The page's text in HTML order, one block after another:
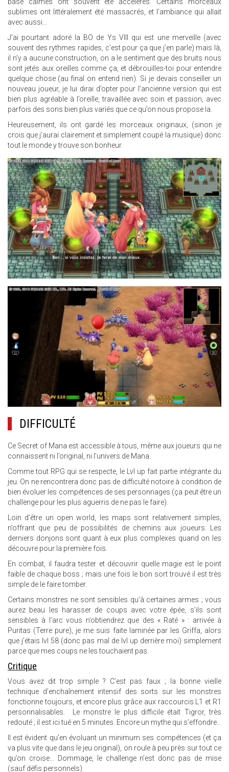
sublimes ont littéralement été massacrés, et l’ambiance qui allait
avec aussi…
J’ai pourtant adoré la BO de Ys VIII qui est une merveille (avec
souvent des rythmes rapides, c’est pour ça que j’en parle) mais là,
il n’y a aucune construction, on a le sentiment que des bruits nous
sont jetés aux oreilles comme ça, et débrouilles-toi pour entendre
quelque chose (au final on entend rien). Si je devais conseiller un
nouveau joueur, je lui dirai d’opter pour l’ancienne version qui est
bien plus agréable à l’oreille, travaillée avec soin et passion, avec
parfois des sons bien plus variés que ce qu’on nous propose la.
Heureusement, ils ont gardé les morceaux originaux, (sinon je
crois que j’aurai clairement et simplement coupé la musique) donc
tout le monde y trouve son bonheur.
17.JPG
13.JPG
DIFFICULTÉ
Ce Secret of Mana est accessible à tous, même aux joueurs qui ne
connaissent ni l’original, ni l’univers de Mana.
Comme tout RPG qui se respecte, le Lvl up fait partie intégrante du
jeu. On ne rencontrera donc pas de difficulté notoire à condition de
bien évoluer les compétences de ses personnages (ça peut être un
challenge pour les plus aguerris de ne pas le faire).
Loin d’être un open world, les maps sont relativement simples,
n’offrant que peu de possibilités de chemins aux joueurs. Les
derniers donjons sont quant à eux plus complexes quand on les
découvre pour la première fois.
En combat, il faudra tester et découvrir quelle magie est le point
faible de chaque boss ; mais une fois le bon sort trouvé il est très
simple de le faire tomber.
Certains monstres ne sont sensibles qu’à certaines armes ; vous
aurez beau les harasser de coups avec votre épée, s’ils sont
sensibles à l’arc vous n’obtiendrez que des « Raté » : arrivée à
Puritas (Terre pure), je me suis faite laminée par les Griffa, alors
que j’étais lvl 58 (donc pas mal de lvl up derrière moi) simplement
parce que mes coups ne les touchaient pas.
Critique
Vous avez dit trop simple ? C’est pas faux ; la bonne vieille
technique d’enchaînement intensif des sorts sur les monstres
fonctionne toujours, et encore plus grâce aux raccourcis L1 et R1
personnalisables. Le monstre le plus difficile était Tigror, très
redouté ; il est ici tué en 5 minutes. Encore un mythe qui s’effondre…
Il est évident qu’en évoluant un minimum ses compétences (et ça
va plus vite que dans le jeu original), on roule à peu près sur tout ce
qu’on croise… Dommage, le challenge n’est donc pas de mise
(sauf défis personnels).